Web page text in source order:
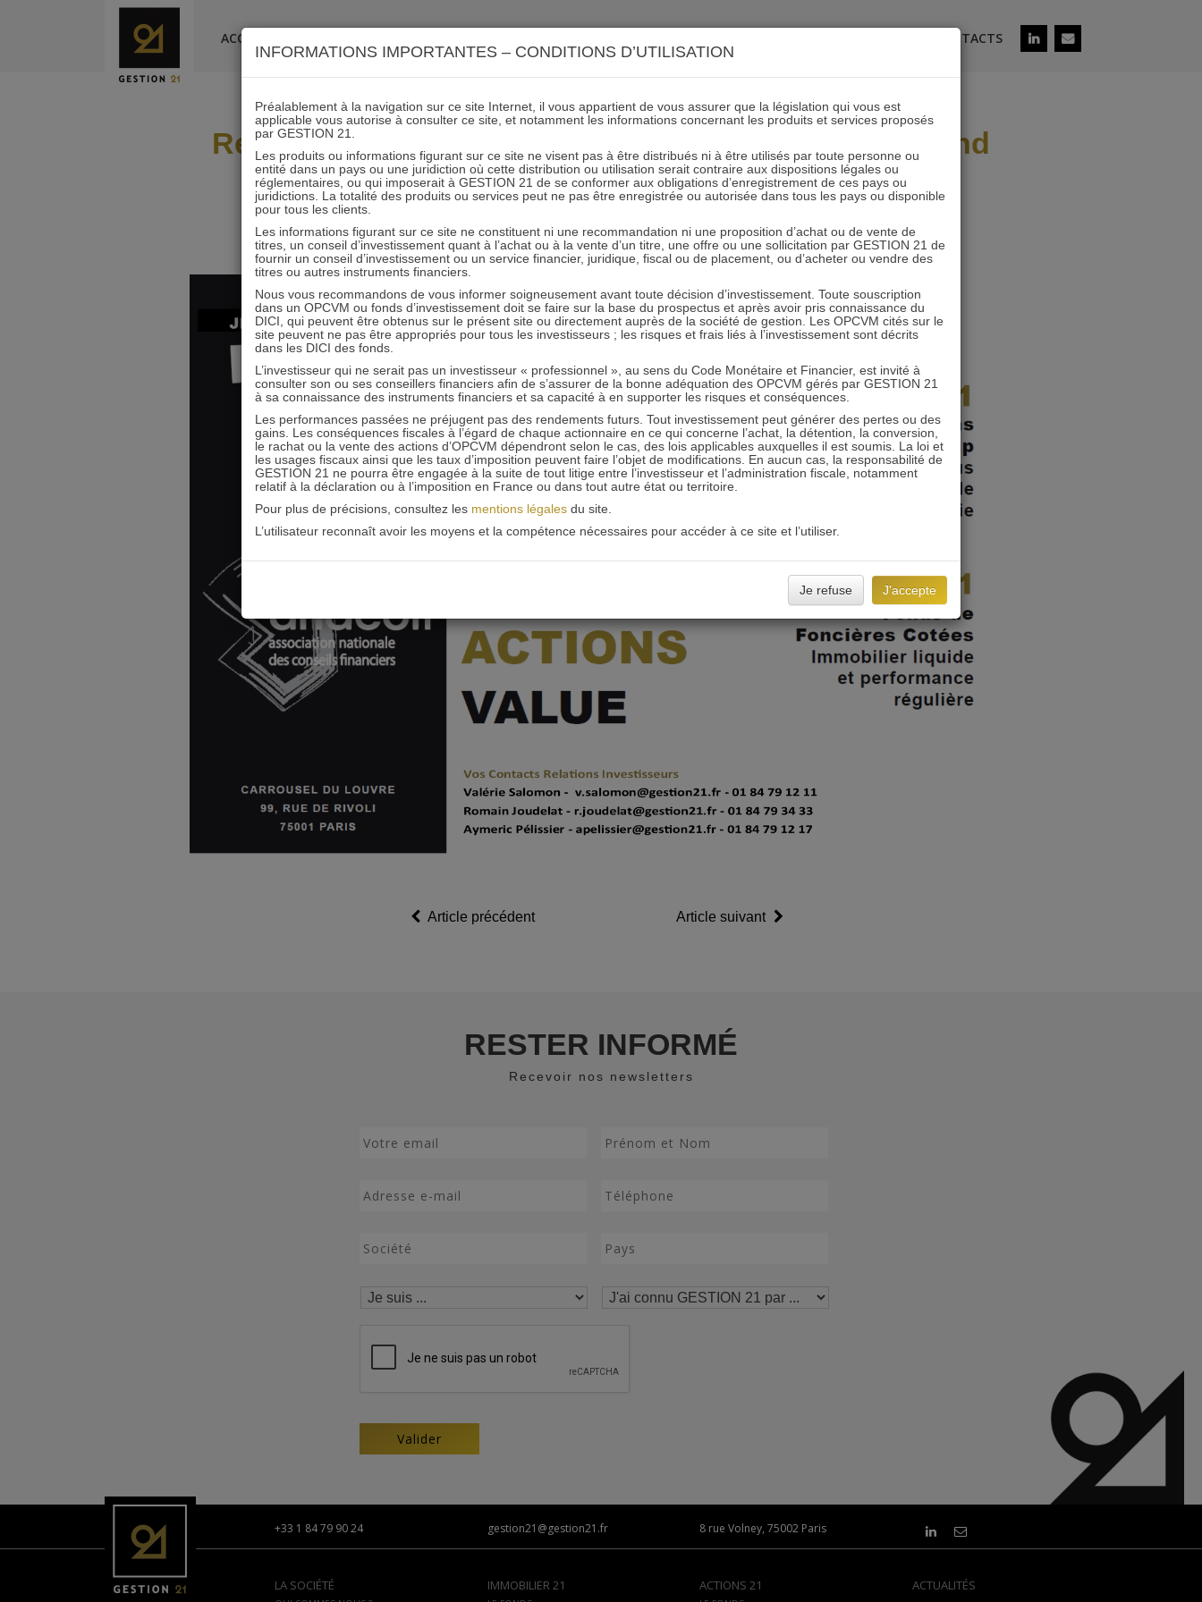
ACCUEIL CONTACTS
Retrouvez GESTION 21 le 15 mars à l’ANACOFI (stand
E14)
06.03.2018 - Partagez l'article sur
Article précédent Article suivant
RESTER INFORMÉ
Recevoir nos newsletters
+33 1 84 79 90 24 gestion21@gestion21.fr 8 rue Volney, 75002 Paris
LA SOCIÉTÉ IMMOBILIER 21 ACTIONS 21
ACTUALITÉS
INFORMATIONS IMPORTANTES – CONDITIONS D’UTILISATION
Préalablement à la navigation sur ce site Internet, il vous appartient de vous assurer que la législation qui vous est
applicable vous autorise à consulter ce site, et notamment les informations concernant les produits et services proposés
par GESTION 21.
Les produits ou informations figurant sur ce site ne visent pas à être distribués ni à être utilisés par toute personne ou
entité dans un pays ou une juridiction où cette distribution ou utilisation serait contraire aux dispositions légales ou
réglementaires, ou qui imposerait à GESTION 21 de se conformer aux obligations d’enregistrement de ces pays ou
juridictions. La totalité des produits ou services peut ne pas être enregistrée ou autorisée dans tous les pays ou disponible
pour tous les clients.
Les informations figurant sur ce site ne constituent ni une recommandation ni une proposition d’achat ou de vente de
titres, un conseil d’investissement quant à l’achat ou à la vente d’un titre, une offre ou une sollicitation par GESTION 21 de
fournir un conseil d’investissement ou un service financier, juridique, fiscal ou de placement, ou d’acheter ou vendre des
titres ou autres instruments financiers.
Nous vous recommandons de vous informer soigneusement avant toute décision d’investissement. Toute souscription
dans un OPCVM ou fonds d’investissement doit se faire sur la base du prospectus et après avoir pris connaissance du
DICI, qui peuvent être obtenus sur le présent site ou directement auprès de la société de gestion. Les OPCVM cités sur le
site peuvent ne pas être appropriés pour tous les investisseurs ; les risques et frais liés à l’investissement sont décrits
dans les DICI des fonds.
L’investisseur qui ne serait pas un investisseur « professionnel », au sens du Code Monétaire et Financier, est invité à
consulter son ou ses conseillers financiers afin de s’assurer de la bonne adéquation des OPCVM gérés par GESTION 21
à sa connaissance des instruments financiers et sa capacité à en supporter les risques et conséquences.
Les performances passées ne préjugent pas des rendements futurs. Tout investissement peut générer des pertes ou des
gains. Les conséquences fiscales à l’égard de chaque actionnaire en ce qui concerne l’achat, la détention, la conversion,
le rachat ou la vente des actions d’OPCVM dépendront selon le cas, des lois applicables auxquelles il est soumis. La loi et
les usages fiscaux ainsi que les taux d’imposition peuvent faire l’objet de modifications. En aucun cas, la responsabilité de
GESTION 21 ne pourra être engagée à la suite de tout litige entre l’investisseur et l’administration fiscale, notamment
relatif à la déclaration ou à l’imposition en France ou dans tout autre état ou territoire.
Pour plus de précisions, consultez les mentions légalesdu site.
L’utilisateur reconnaît avoir les moyens et la compétence nécessaires pour accéder à ce site et l’utiliser.
Je refuse J'accepte